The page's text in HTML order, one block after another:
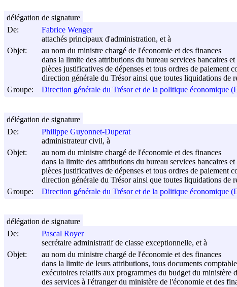
De:
Fabrice Wenger
attachés principaux d'administration, et à
Objet:
au nom du ministre chargé de l'économie et des finances
dans la limite des attributions du bureau services bancaires
pièces justificatives de dépenses et tous ordres de paiement
direction générale du Trésor ainsi que toutes liquidations de
Groupe:
Direction générale du Trésor et de la politique économique
délégation de signature
De:
Philippe Guyonnet-Duperat
administrateur civil, à
Objet:
au nom du ministre chargé de l'économie et des finances
dans la limite des attributions du bureau services bancaires
pièces justificatives de dépenses et tous ordres de paiement
direction générale du Trésor ainsi que toutes liquidations de
Groupe:
Direction générale du Trésor et de la politique économique
délégation de signature
De:
Pascal Royer
secrétaire administratif de classe exceptionnelle, et à
Objet:
au nom du ministre chargé de l'économie et des finances
dans la limite de leurs attributions, tous documents
exécutoires relatifs aux programmes du budget du ministère
des services à l'étranger du ministère de l'économie et des
délégation de signature